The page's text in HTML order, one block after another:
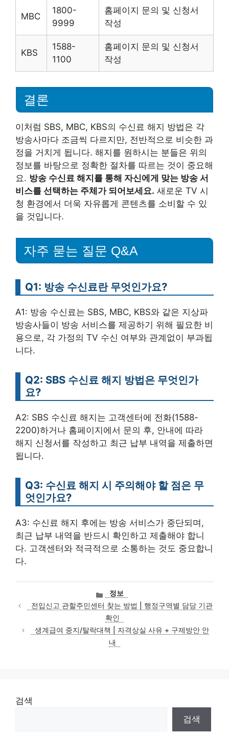
MBC
1800-
9999
홈페이지 문의 및 신청서
작성
KBS
1588-
1100
홈페이지 문의 및 신청서
작성
결론
이처럼 SBS, MBC, KBS의 수신료 해지 방법은 각
방송사마다 조금씩 다르지만, 전반적으로 비슷한 과
정을 거치게 됩니다. 해지를 원하시는 분들은 위의
정보를 바탕으로 정확한 절차를 따르는 것이 중요해
요. 방송 수신료 해지를 통해 자신에게 맞는 방송 서
비스를 선택하는 주체가 되어보세요. 새로운 TV 시
청 환경에서 더욱 자유롭게 콘텐츠를 소비할 수 있
을 것입니다.
자주 묻는 질문 Q&A
Q1: 방송 수신료란 무엇인가요?
A1: 방송 수신료는 SBS, MBC, KBS와 같은 지상파
방송사들이 방송 서비스를 제공하기 위해 필요한 비
용으로, 각 가정의 TV 수신 여부와 관계없이 부과됩
니다.
Q2: SBS 수신료 해지 방법은 무엇인가
요?
A2: SBS 수신료 해지는 고객센터에 전화(1588-
2200)하거나 홈페이지에서 문의 후, 안내에 따라
해지 신청서를 작성하고 최근 납부 내역을 제출하면
됩니다.
Q3: 수신료 해지 시 주의해야 할 점은 무
엇인가요?
A3: 수신료 해지 후에는 방송 서비스가 중단되며,
최근 납부 내역을 반드시 확인하고 제출해야 합니
다. 고객센터와 적극적으로 소통하는 것도 중요합니
다.
카
테
고
리
정보
전입신고 관할주민센터 찾는 방법 | 행정구역별 담당 기관
확인
생계급여 중지/탈락대책 | 자격상실 사유 + 구제방안 안
내
검색
검색